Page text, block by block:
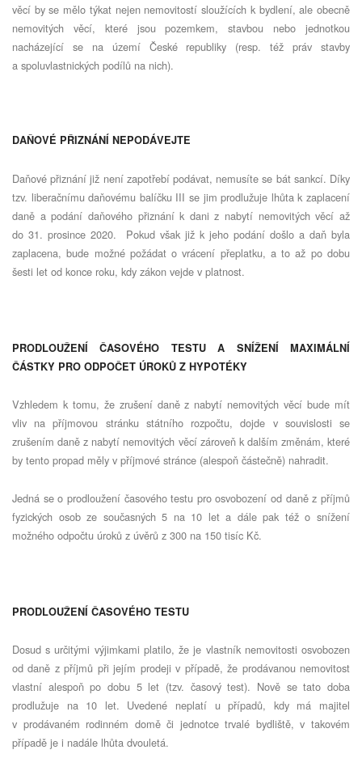
věcí by se mělo týkat nejen nemovitostí sloužících k bydlení, ale obecně
nemovitých věcí, které jsou pozemkem, stavbou nebo jednotkou
nacházející se na území České republiky (resp. též práv stavby
a spoluvlastnických podílů na nich).
DAŇOVÉ PŘIZNÁNÍ NEPODÁVEJTE
Daňové přiznání již není zapotřebí podávat, nemusíte se bát sankcí. Díky
tzv. liberačnímu daňovému balíčku III se jim prodlužuje lhůta k zaplacení
daně a podání daňového přiznání k dani z nabytí nemovitých věcí až
do 31. prosince 2020. Pokud však již k jeho podání došlo a daň byla
zaplacena, bude možné požádat o vrácení přeplatku, a to až po dobu
šesti let od konce roku, kdy zákon vejde v platnost.
PRODLOUŽENÍ ČASOVÉHO TESTU A SNÍŽENÍ MAXIMÁLNÍ
ČÁSTKY PRO ODPOČET ÚROKŮ Z HYPOTÉKY
Vzhledem k tomu, že zrušení daně z nabytí nemovitých věcí bude mít
vliv na příjmovou stránku státního rozpočtu, dojde v souvislosti se
zrušením daně z nabytí nemovitých věcí zároveň k dalším změnám, které
by tento propad měly v příjmové stránce (alespoň částečně) nahradit.
Jedná se o prodloužení časového testu pro osvobození od daně z příjmů
fyzických osob ze současných 5 na 10 let a dále pak též o snížení
možného odpočtu úroků z úvěrů z 300 na 150 tisíc Kč.
PRODLOUŽENÍ ČASOVÉHO TESTU
Dosud s určitými výjimkami platilo, že je vlastník nemovitosti osvobozen
od daně z příjmů při jejím prodeji v případě, že prodávanou nemovitost
vlastní alespoň po dobu 5 let (tzv. časový test). Nově se tato doba
prodlužuje na 10 let. Uvedené neplatí u případů, kdy má majitel
v prodávaném rodinném domě či jednotce trvalé bydliště, v takovém
případě je i nadále lhůta dvouletá.